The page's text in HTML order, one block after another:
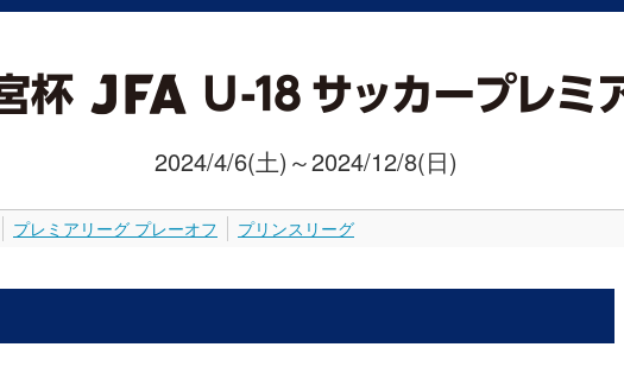
2024/4/6(土)～2024/12/8(日)
プレミアリーグ プレーオフ プリンスリーグ